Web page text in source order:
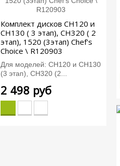
Комплект дисков СН120 и
СН130 ( 3 этап), СН320 ( 2
этап), 1520 (3этап) Chef's
Choice \ R120903
Для моделей: СН120 и СН130
(3 этап), СН320 (2...
2 498 руб